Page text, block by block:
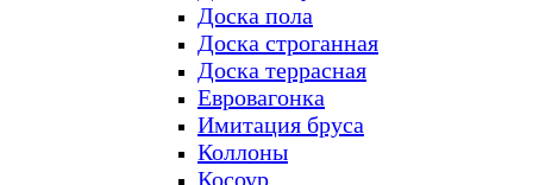
Доска пола
Доска строганная
Доска террасная
Евровагонка
Имитация бруса
Коллоны
Косоур